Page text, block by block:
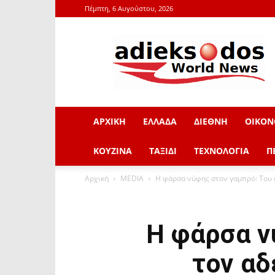
Πέμπτη, 6 Αυγούστου, 2026
adieksodos.gr
ΑΡΧΙΚΗ ΕΛΛΑΔΑ ΔΙΕΘΝΗ
ΚΟΥΖΙΝΑ ΤΑΞΙΔΙ ΤΕΧΝΟΛΟΓΙΑ
Αρχική MEDIA Η φάρσα νύφης στον γαμπρό: Του
Η φάρσα
τον